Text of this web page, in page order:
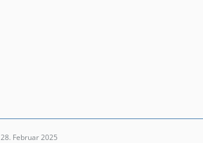
28. Februar 2025